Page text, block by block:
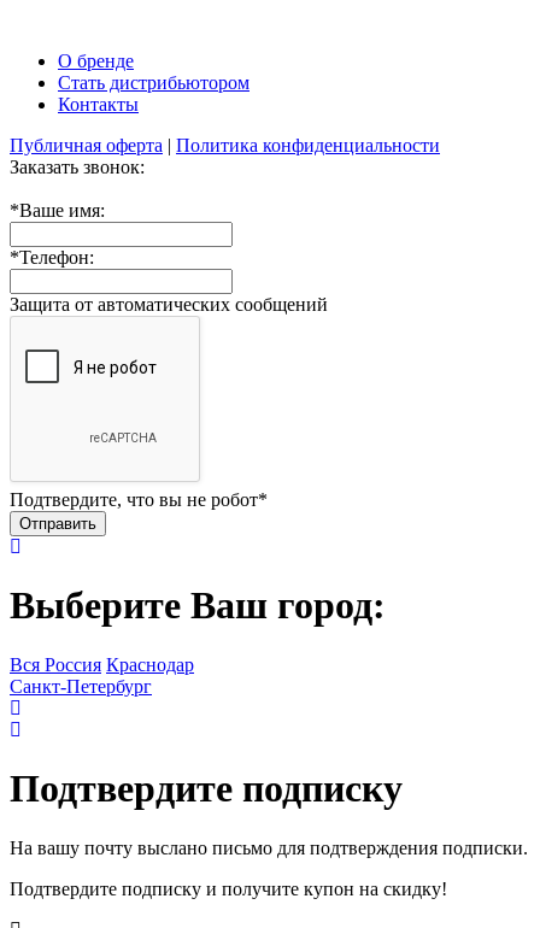
О бренде
Стать дистрибьютором
Контакты
Публичная оферта | Политика конфиденциальности
Заказать звонок:
*Ваше имя:
*Телефон:
Защита от автоматических сообщений
Подтвердите, что вы не робот*
Выберите Ваш город:
Вся Россия Краснодар
Санкт-Петербург
Подтвердите подписку
На вашу почту выслано письмо для подтверждения подписки.
Подтвердите подписку и получите купон на скидку!